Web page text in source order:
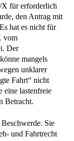
für erforderlich
den Antrag mit
hat es nicht für
vom
Der
mangels
unklarer
Fahrt“ nicht
eine lastenfreie
Betracht.
Sie
und Fahrtrecht